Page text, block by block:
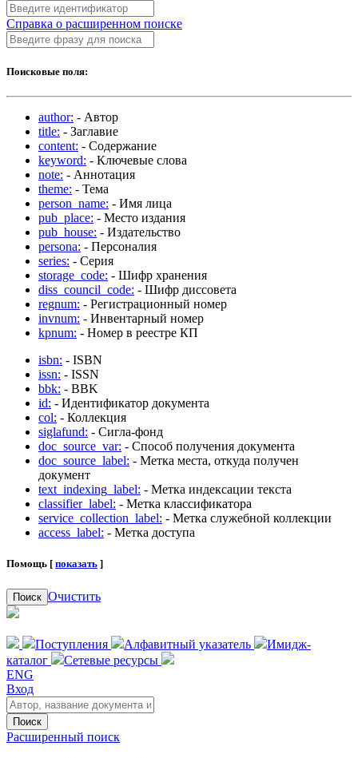
Справка о расширенном поиске
Поисковые поля:
author: - Автор
title: - Заглавие
content: - Содержание
keyword: - Ключевые слова
note: - Аннотация
theme: - Тема
person_name: - Имя лица
pub_place: - Место издания
pub_house: - Издательство
persona: - Персоналия
series: - Серия
storage_code: - Шифр хранения
diss_council_code: - Шифр диссовета
regnum: - Регистрационный номер
invnum: - Инвентарный номер
kpnum: - Номер в реестре КП
isbn: - ISBN
issn: - ISSN
bbk: - BBK
id: - Идентификатор документа
col: - Коллекция
siglafund: - Сигла-фонд
doc_source_var: - Способ получения документа
doc_source_label: - Метка места, откуда получен
документ
text_indexing_label: - Метка индексации текста
classifier_label: - Метка классификатора
service_collection_label: - Метка служебной коллекции
access_label: - Метка доступа
Помощь [ показать ]
Поиск Очистить
Поступления Алфавитный указатель
Имидж-
каталог
Сетевые ресурсы
ENG
Вход
Поиск
Расширенный поиск